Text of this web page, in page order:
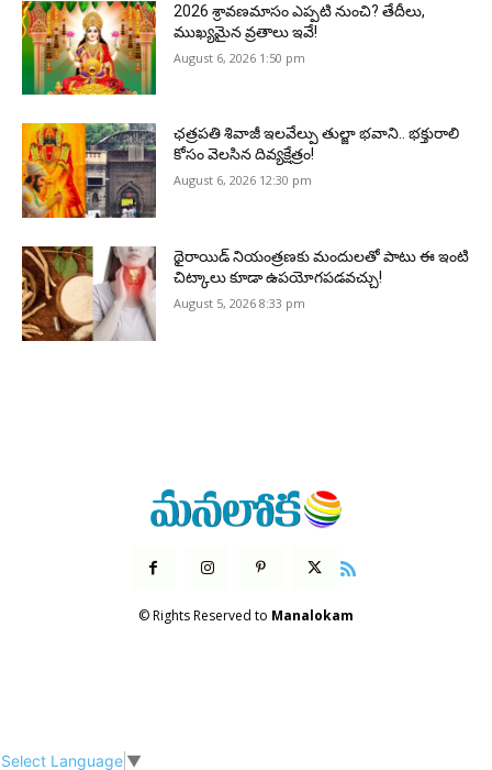
2026 శ్రావణమాసం ఎప్పటి నుంచి? తేదీలు,
ముఖ్యమైన వ్రతాలు ఇవే!
August 6, 2026 1:50 pm
ఛత్రపతి శివాజీ ఇలవేల్పు తుల్జా భవాని.. భక్తురాలి
కోసం వెలసిన దివ్యక్షేత్రం!
August 6, 2026 12:30 pm
థైరాయిడ్ నియంత్రణకు మందులతో పాటు ఈ ఇంటి
చిట్కాలు కూడా ఉపయోగపడవచ్చు!
August 5, 2026 8:33 pm
© Rights Reserved to Manalokam
Select Language ▼